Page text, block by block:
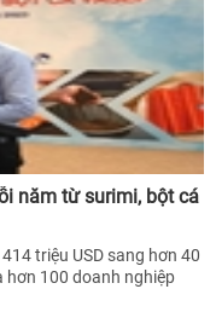
năm từ surimi, bột cá
triệu USD sang hơn 40
100 doanh nghiệp